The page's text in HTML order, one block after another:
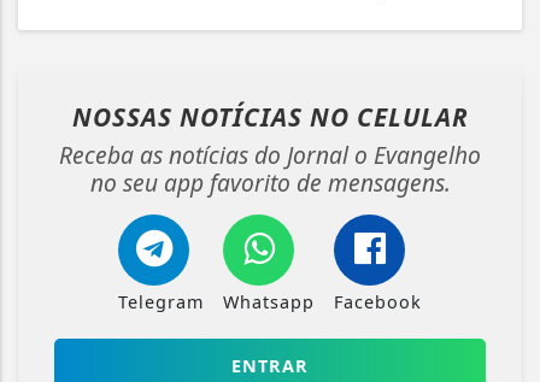
NOSSAS NOTÍCIAS NO CELULAR
Receba as notícias do Jornal o Evangelho
no seu app favorito de mensagens.
Telegram Whatsapp Facebook
ENTRAR